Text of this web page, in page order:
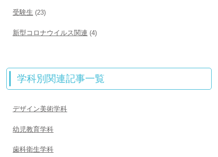
受験生 (23)
新型コロナウイルス関連 (4)
学科別関連記事一覧
デザイン美術学科
幼児教育学科
歯科衛生学科